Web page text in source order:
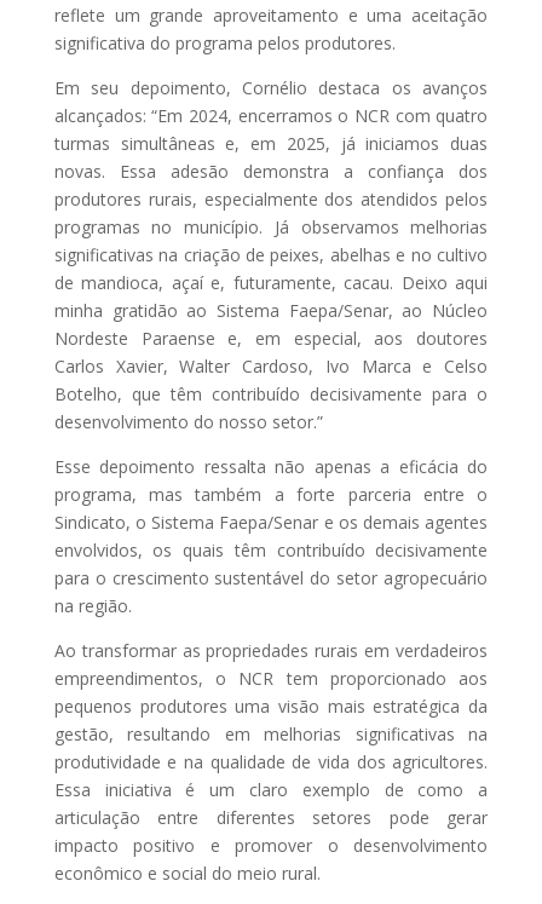
reflete um grande aproveitamento e uma aceitação
significativa do programa pelos produtores.
Em seu depoimento, Cornélio destaca os avanços
alcançados: “Em 2024, encerramos o NCR com quatro
turmas simultâneas e, em 2025, já iniciamos duas
novas. Essa adesão demonstra a confiança dos
produtores rurais, especialmente dos atendidos pelos
programas no município. Já observamos melhorias
significativas na criação de peixes, abelhas e no cultivo
de mandioca, açaí e, futuramente, cacau. Deixo aqui
minha gratidão ao Sistema Faepa/Senar, ao Núcleo
Nordeste Paraense e, em especial, aos doutores
Carlos Xavier, Walter Cardoso, Ivo Marca e Celso
Botelho, que têm contribuído decisivamente para o
desenvolvimento do nosso setor.”
Esse depoimento ressalta não apenas a eficácia do
programa, mas também a forte parceria entre o
Sindicato, o Sistema Faepa/Senar e os demais agentes
envolvidos, os quais têm contribuído decisivamente
para o crescimento sustentável do setor agropecuário
na região.
Ao transformar as propriedades rurais em verdadeiros
empreendimentos, o NCR tem proporcionado aos
pequenos produtores uma visão mais estratégica da
gestão, resultando em melhorias significativas na
produtividade e na qualidade de vida dos agricultores.
Essa iniciativa é um claro exemplo de como a
articulação entre diferentes setores pode gerar
impacto positivo e promover o desenvolvimento
econômico e social do meio rural.